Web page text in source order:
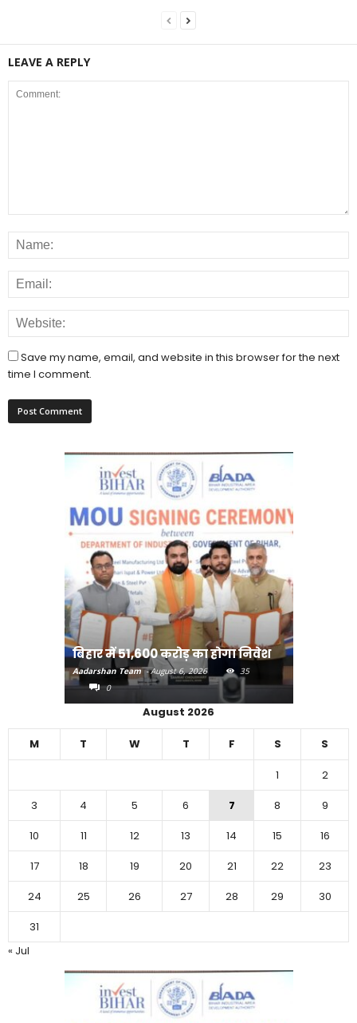
LEAVE A REPLY
Save my name, email, and website in this browser for the next
time I comment.
बिहार में 51,600 करोड़ का होगा निवेश
Aadarshan Team - August 6, 2026
35
0
August 2026
M T W T F S S
1
2
3
4 5 6 7 8
9
10
11 12 13 14 15
16
17
18 19 20 21 22
23
24
25 26 27 28 29
30
31
« Jul